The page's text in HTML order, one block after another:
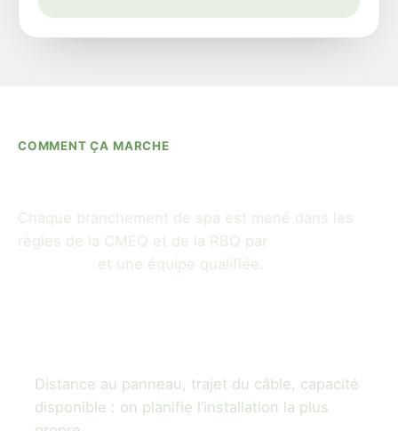
COMMENT ÇA MARCHE
Chaque branchement de spa est mené dans les
règles de la CMEQ et de la RBQ par
et une équipe qualifiée.
Distance au panneau, trajet du câble, capacité
disponible : on planifie l’installation la plus